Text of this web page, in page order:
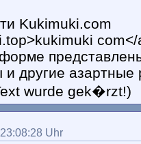
Kukimuki.com
com</
другие азартные
wurde gek�rzt!)
Uhr